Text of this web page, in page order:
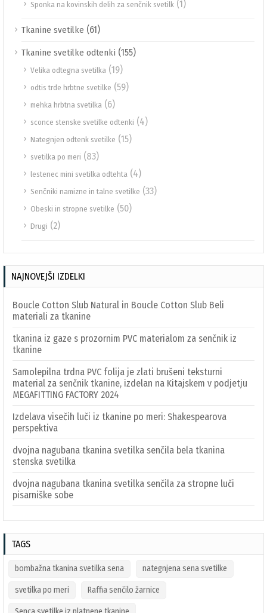
Sponka na kovinskih delih za senčnik svetilk (1)
Tkanine svetilke (61)
Tkanine svetilke odtenki (155)
Velika odtegna svetilka (19)
odtis trde hrbtne svetilke (59)
mehka hrbtna svetilka (6)
sconce stenske svetilke odtenki (4)
Nategnjen odtenk svetilke (15)
svetilka po meri (83)
lestenec mini svetilka odtehta (4)
Senčniki namizne in talne svetilke (33)
Obeski in stropne svetilke (50)
Drugi (2)
NAJNOVEJŠI IZDELKI
Boucle Cotton Slub Natural in Boucle Cotton Slub Beli
materiali za tkanine
tkanina iz gaze s prozornim PVC materialom za senčnik iz
tkanine
Samolepilna trdna PVC folija je zlati brušeni teksturni
material za senčnik tkanine, izdelan na Kitajskem v podjetju
MEGAFITTING FACTORY 2024
Izdelava visečih luči iz tkanine po meri: Shakespearova
perspektiva
dvojna nagubana tkanina svetilka senčila bela tkanina
stenska svetilka
dvojna nagubana tkanina svetilka senčila za stropne luči
pisarniške sobe
TAGS
bombažna tkanina svetilka sena nategnjena sena svetilke
svetilka po meri Raffia senčilo žarnice